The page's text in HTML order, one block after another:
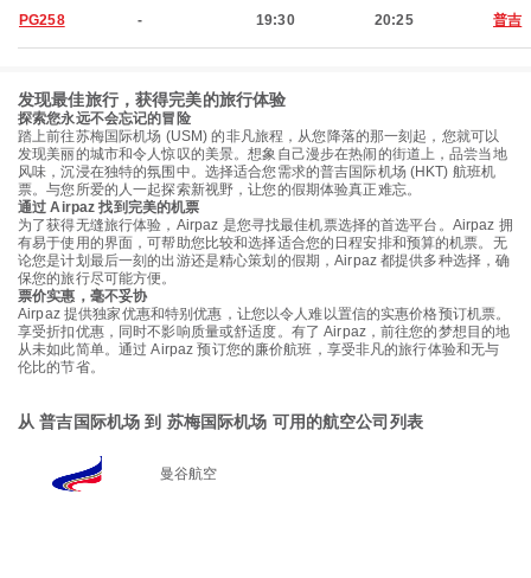
PG258 - 19:30 20:25 普吉
发现最佳旅行，获得完美的旅行体验
探索您永远不会忘记的冒险
踏上前往苏梅国际机场 (USM) 的非凡旅程，从您降落的那一刻起，您就可以
发现美丽的城市和令人惊叹的美景。想象自己漫步在热闹的街道上，品尝当地
风味，沉浸在独特的氛围中。选择适合您需求的普吉国际机场 (HKT) 航班机
票。与您所爱的人一起探索新视野，让您的假期体验真正难忘。
通过 Airpaz 找到完美的机票
为了获得无缝旅行体验，Airpaz 是您寻找最佳机票选择的首选平台。Airpaz 拥
有易于使用的界面，可帮助您比较和选择适合您的日程安排和预算的机票。无
论您是计划最后一刻的出游还是精心策划的假期，Airpaz 都提供多种选择，确
保您的旅行尽可能方便。
票价实惠，毫不妥协
Airpaz 提供独家优惠和特别优惠，让您以令人难以置信的实惠价格预订机票。
享受折扣优惠，同时不影响质量或舒适度。有了 Airpaz，前往您的梦想目的地
从未如此简单。通过 Airpaz 预订您的廉价航班，享受非凡的旅行体验和无与
伦比的节省。
从 普吉国际机场 到 苏梅国际机场 可用的航空公司列表
曼谷航空